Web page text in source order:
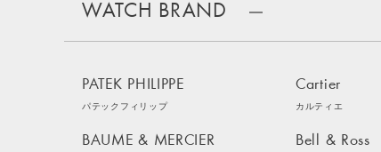
WATCH BRAND
PATEK PHILIPPE
パテックフィリップ
Cartier
カルティエ
BAUME & MERCIER Bell & Ross